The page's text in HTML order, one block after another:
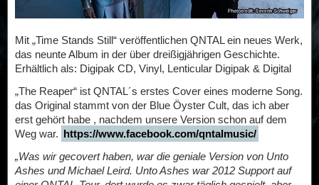
Mit „Time Stands Still“ veröffentlichen QNTAL ein neues Werk,
das neunte Album in der über dreißigjährigen Geschichte.
Erhältlich als: Digipak CD, Vinyl, Lenticular Digipak & Digital
„The Reaper“ ist QNTAL´s erstes Cover eines moderne Song.
das Original stammt von der Blue Öyster Cult, das ich aber
erst gehört habe , nachdem unsere Version schon auf dem
Weg war. https://www.facebook.com/qntalmusic/
„Was wir gecovert haben, war die geniale Version von Unto
Ashes und Michael Leird. Unto Ashes war 2012 Support auf